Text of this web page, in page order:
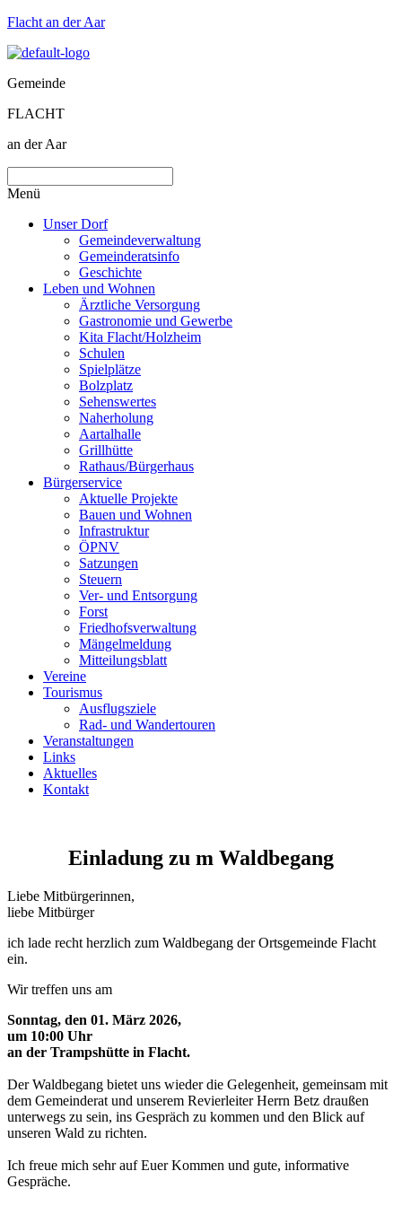
Flacht an der Aar
Gemeinde
FLACHT
an der Aar
Menü
Unser Dorf
Gemeindeverwaltung
Gemeinderatsinfo
Geschichte
Leben und Wohnen
Ärztliche Versorgung
Gastronomie und Gewerbe
Kita Flacht/Holzheim
Schulen
Spielplätze
Bolzplatz
Sehenswertes
Naherholung
Aartalhalle
Grillhütte
Rathaus/Bürgerhaus
Bürgerservice
Aktuelle Projekte
Bauen und Wohnen
Infrastruktur
ÖPNV
Satzungen
Steuern
Ver- und Entsorgung
Forst
Friedhofsverwaltung
Mängelmeldung
Mitteilungsblatt
Vereine
Tourismus
Ausflugsziele
Rad- und Wandertouren
Veranstaltungen
Links
Aktuelles
Kontakt
Einladung zu m Waldbegang
Liebe Mitbürgerinnen,
liebe Mitbürger
ich lade recht herzlich zum Waldbegang der Ortsgemeinde Flacht
ein.
Wir treffen uns am
Sonntag, den 01. März 2026,
um 10:00 Uhr
an der Trampshütte in Flacht.
Der Waldbegang bietet uns wieder die Gelegenheit, gemeinsam mit
dem Gemeinderat und unserem Revierleiter Herrn Betz draußen
unterwegs zu sein, ins Gespräch zu kommen und den Blick auf
unseren Wald zu richten.
Ich freue mich sehr auf Euer Kommen und gute, informative
Gespräche.